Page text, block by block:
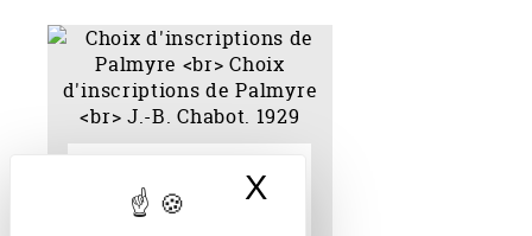
X
Palmyre Choix
d'inscriptions de
Palmyre J.-B. Chabot.